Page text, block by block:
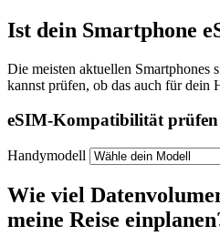
Ist dein Smartphone
Die meisten aktuellen Smartphones
kannst prüfen, ob das auch für dein
eSIM-Kompatibilität prüfen
Handymodell
Wie viel
meine Reise